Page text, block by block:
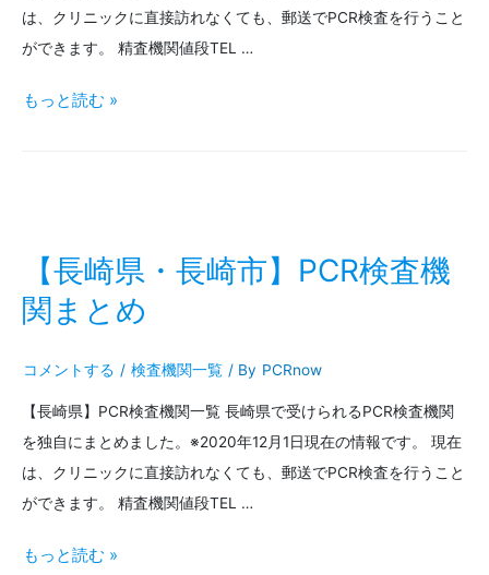
査
機
関
は、クリニックに直接訪れなくても、郵送でPCR検査を行うこと
ができます。 精査機関値段TEL …
【熊
市】
検
査
機
関
もっと読む »
【長崎県・長崎市】PCR検査機
関まとめ
コメントする / 検査機関一覧 / By PCRnow
【長崎県】PCR検査機関一覧 長崎県で受けられるPCR検査機関
を独自にまとめました。※2020年12月1日現在の情報です。 現在
は、クリニックに直接訪れなくても、郵送でPCR検査を行うこと
ができます。 精査機関値段TEL …
【長
もっと読む »